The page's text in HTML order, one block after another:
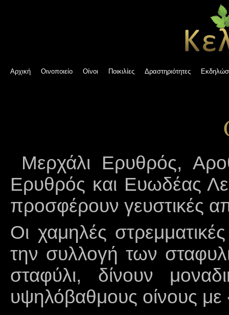
Αρχική Οινοποιείο Οίνοι Ποικιλίες Δραστηριότητες
Μερχάλι Ερυθρός,
Ερυθρός και Ευωδέας
προσφέρουν γευστικές
Οι χαμηλές
την συλλογή των
σταφύλι, δίνουν
υψηλόβαθμους οίνους